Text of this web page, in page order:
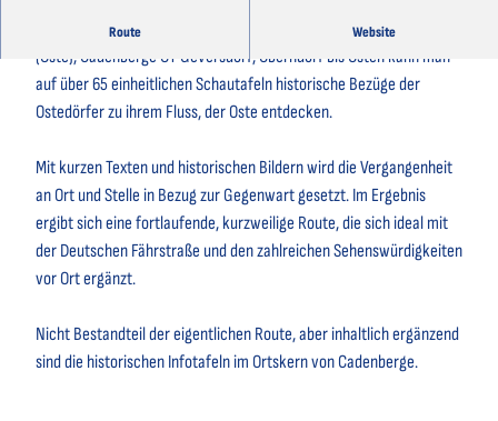
Route Website
Entlang der historischen Ostedeichroute von Belum über Neuhaus
(Oste), Cadenberge OT Geversdorf, Oberndorf bis Osten kann man
auf über 65 einheitlichen Schautafeln historische Bezüge der
Ostedörfer zu ihrem Fluss, der Oste entdecken.
Mit kurzen Texten und historischen Bildern wird die Vergangenheit
an Ort und Stelle in Bezug zur Gegenwart gesetzt. Im Ergebnis
ergibt sich eine fortlaufende, kurzweilige Route, die sich ideal mit
der Deutschen Fährstraße und den zahlreichen Sehenswürdigkeiten
vor Ort ergänzt.
Nicht Bestandteil der eigentlichen Route, aber inhaltlich ergänzend
sind die historischen Infotafeln im Ortskern von Cadenberge.